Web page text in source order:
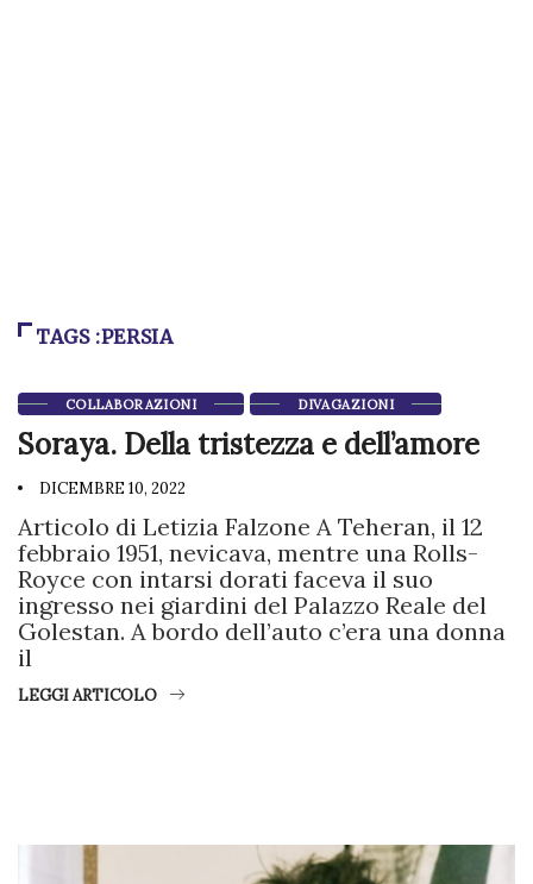
TAGS :PERSIA
COLLABORAZIONI DIVAGAZIONI
Soraya. Della tristezza e dell’amore
DICEMBRE 10, 2022
Articolo di Letizia Falzone A Teheran, il 12
febbraio 1951, nevicava, mentre una Rolls-
Royce con intarsi dorati faceva il suo
ingresso nei giardini del Palazzo Reale del
Golestan. A bordo dell’auto c’era una donna
il
LEGGI ARTICOLO